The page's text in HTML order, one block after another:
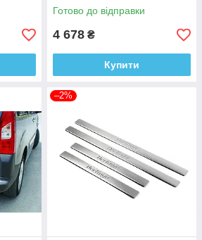
Готово до відправки
4 678 ₴
Купити
–2%